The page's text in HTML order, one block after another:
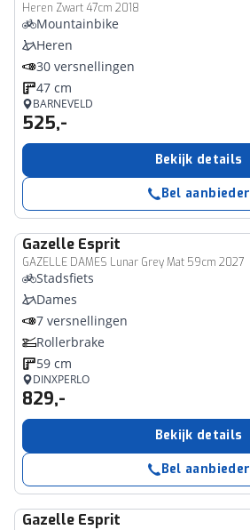
Heren Zwart 47cm 2018
Mountainbike
Heren
30 versnellingen
47 cm
BARNEVELD
525,-
Bekijk details
Bel aanbieder
Gazelle Esprit
GAZELLE DAMES Lunar Grey Mat 59cm 2027
Stadsfiets
Dames
7 versnellingen
Rollerbrake
59 cm
DINXPERLO
829,-
Bekijk details
Bel aanbieder
Gazelle Esprit